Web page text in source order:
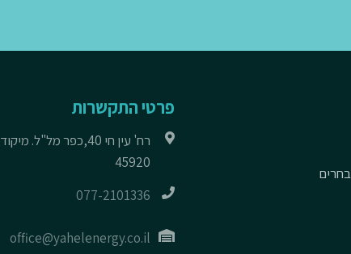
פרטי התקשרות
רח' עין חי 40,כפר מל"ל. מיקוד
45920
077-2101336
office@yahelenergy.co.il